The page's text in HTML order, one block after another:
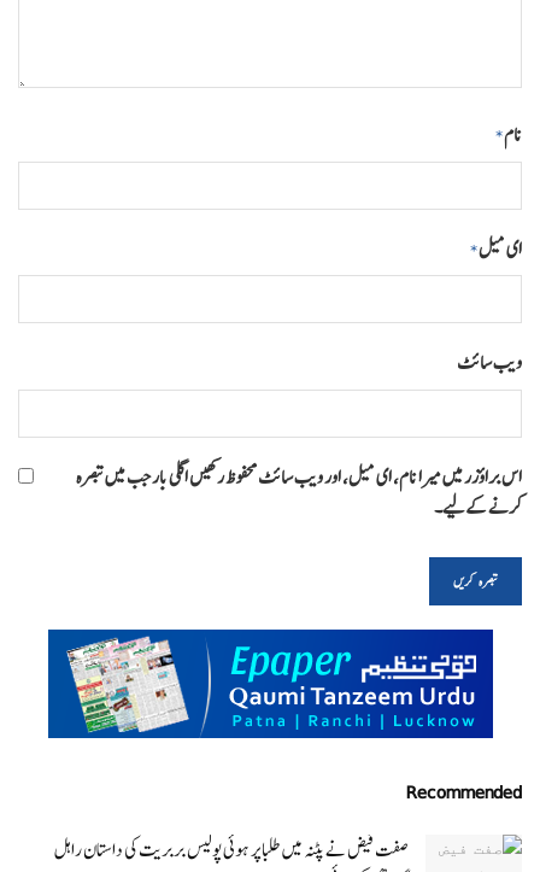
نام*
ای میل*
ویب‌ سائٹ
اس براؤزر میں میرا نام، ای میل، اور ویب سائٹ محفوظ رکھیں اگلی بار جب میں تبصرہ
کرنے کےلیے۔
Recommended
صفت فیض نے پٹنہ میں طلبا پر ہوئی پولیس بربریت کی داستان راہل